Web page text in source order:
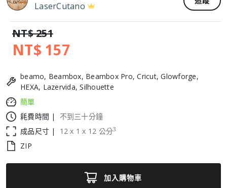
LaserCutano
NT$ 251
NT$ 157
beamo, Beambox, Beambox Pro, Cricut, Glowforge,
HEXA, Lazervida, Silhouette
簡單
耗費時間 |
不到三十分鐘
成品尺寸 |
12 x 1 x 12 公分3
ZIP
加入購物車